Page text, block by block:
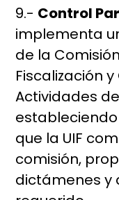
9.- Control
implementa
de la
Fiscalización
Actividades
que la UIF
comisión,
dictámenes y